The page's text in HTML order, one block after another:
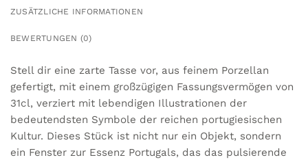
ZUSÄTZLICHE INFORMATIONEN
BEWERTUNGEN (0)
Stell dir eine zarte Tasse vor, aus feinem Porzellan
gefertigt, mit einem großzügigen Fassungsvermögen von
31cl, verziert mit lebendigen Illustrationen der
bedeutendsten Symbole der reichen portugiesischen
Kultur. Dieses Stück ist nicht nur ein Objekt, sondern
ein Fenster zur Essenz Portugals, das das pulsierende